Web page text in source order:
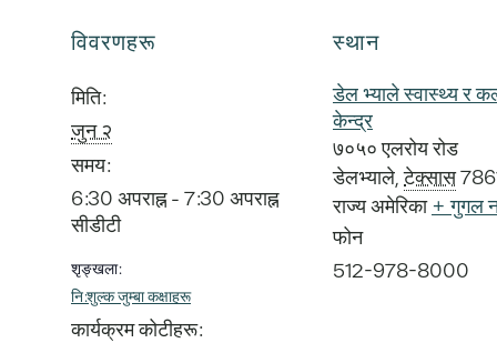
विवरणहरू
मिति:
जुन २
समय:
6:30 अपराह्न - 7:30 अपराह्न
सीडीटी
शृङ्खला:
नि:शुल्क जुम्बा कक्षाहरू
कार्यक्रम कोटीहरू:
स्थान
डेल भ्याले स्वास्थ्य र
केन्द्र
७०५० एलरोय रोड
डेलभ्याले टेक्सास
राज्य अमेरिका + गुगल
फोन
512-978-8000